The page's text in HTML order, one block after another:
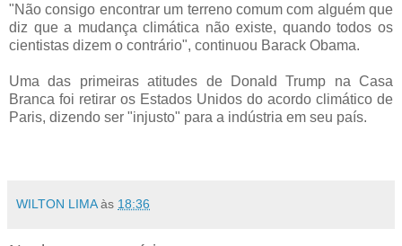
"Não consigo encontrar um terreno comum com alguém que
diz que a mudança climática não existe, quando todos os
cientistas dizem o contrário", continuou Barack Obama.
Uma das primeiras atitudes de Donald Trump na Casa
Branca foi retirar os Estados Unidos do acordo climático de
Paris, dizendo ser "injusto" para a indústria em seu país.
WILTON LIMA às 18:36